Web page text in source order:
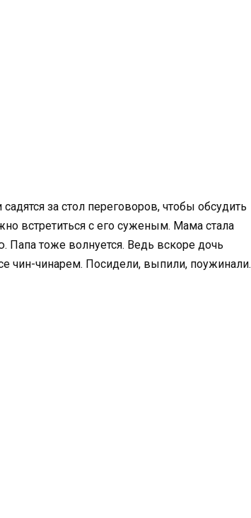
за стол переговоров, чтобы обсудить
встретиться с его суженым. Мама стала
Папа тоже волнуется. Ведь вскоре дочь
чин-чинарем. Посидели, выпили, поужинали.